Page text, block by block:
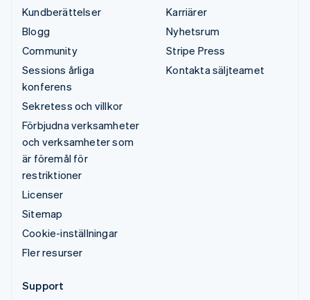
Kundberättelser
Blogg
Community
Sessions årliga
konferens
Sekretess och villkor
Förbjudna verksamheter
och verksamheter som
är föremål för
restriktioner
Licenser
Sitemap
Cookie-inställningar
Fler resurser
Karriärer
Nyhetsrum
Stripe Press
Kontakta säljteamet
Support